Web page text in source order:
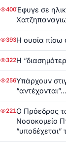
400Έφυγε σε
393Η ουσία πίσω
322Η
256Υπάρχουν
221Ο Πρόεδρος
Νοσοκομείο